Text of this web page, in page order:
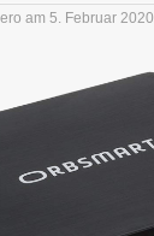
am 5. Februar 2020